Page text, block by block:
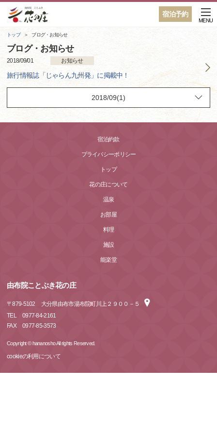
宿泊予約
MENU
トップ ブログ・お知らせ
ブログ・お知らせ
2018/09/01 お知らせ
旅行情報誌「じゃらん九州発」に掲載中！
宿泊約款
プライバシーポリシー
トップ
花の庄について
温泉
お部屋
料理
施設
能楽堂
由布院ことぶき花の庄
〒879-5102
大分県由布市湯布院町川上２９００－５
TEL
0977-84-2161
FAX
0977-85-3573
Copyright © hananosho All rights Reserved.
cookieの利用について